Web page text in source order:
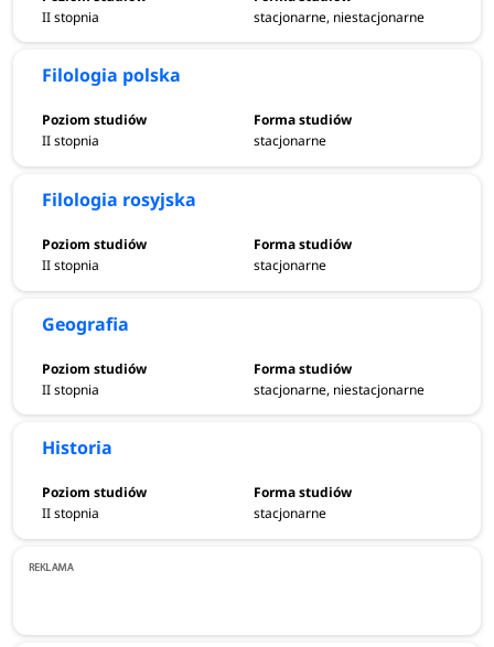
II stopnia stacjonarne, niestacjonarne
Filologia polska
II stopnia stacjonarne
Filologia rosyjska
II stopnia stacjonarne
Geografia
II stopnia stacjonarne, niestacjonarne
Historia
II stopnia stacjonarne